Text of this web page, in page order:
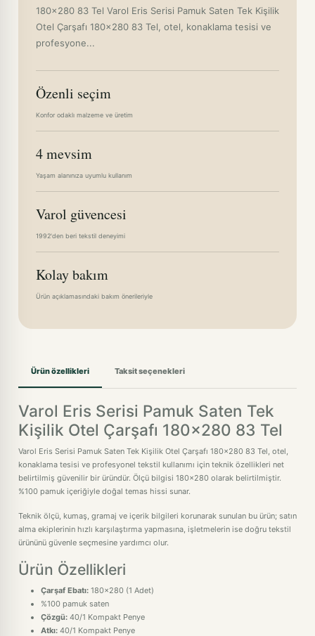
180x280 83 Tel Varol Eris Serisi Pamuk Saten Tek Kişilik
Otel Çarşafı 180x280 83 Tel, otel, konaklama tesisi ve
profesyone...
Özenli seçim
Konfor odaklı malzeme ve üretim
4 mevsim
Yaşam alanınıza uyumlu kullanım
Varol güvencesi
1992'den beri tekstil deneyimi
Kolay bakım
Ürün açıklamasındaki bakım önerileriyle
Ürün özellikleri Taksit seçenekleri
Varol Eris Serisi Pamuk Saten Tek
Kişilik Otel Çarşafı 180x280 83 Tel
Varol Eris Serisi Pamuk Saten Tek Kişilik Otel Çarşafı 180x280 83 Tel, otel,
konaklama tesisi ve profesyonel tekstil kullanımı için teknik özellikleri net
belirtilmiş güvenilir bir üründür. Ölçü bilgisi 180x280 olarak belirtilmiştir.
%100 pamuk içeriğiyle doğal temas hissi sunar.
Teknik ölçü, kumaş, gramaj ve içerik bilgileri korunarak sunulan bu ürün; satın
alma ekiplerinin hızlı karşılaştırma yapmasına, işletmelerin ise doğru tekstil
ürününü güvenle seçmesine yardımcı olur.
Ürün Özellikleri
Çarşaf Ebatı: 180x280 (1 Adet)
%100 pamuk saten
Çözgü: 40/1 Kompakt Penye
Atkı: 40/1 Kompakt Penye